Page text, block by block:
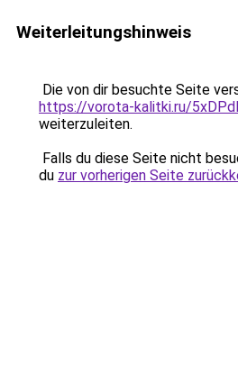
Weiterleitungshinweis
Die von dir besuchte Seite
https://vorota-kalitki.ru/
weiterzuleiten.
Falls du diese Seite nicht
du zur vorherigen Seite